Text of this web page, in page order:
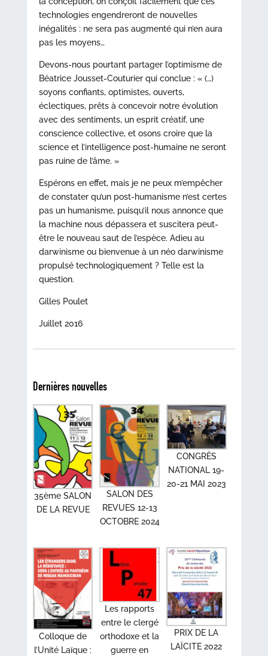
technologies engendreront de nouvelles
inégalités : ne sera pas augmenté qui n’en aura
pas les moyens…
Devons-nous pourtant partager l’optimisme de
Béatrice Jousset-Couturier qui conclue : « (…)
soyons confiants, optimistes, ouverts,
éclectiques, prêts à concevoir notre évolution
avec des sentiments, un esprit créatif, une
conscience collective, et osons croire que la
science et l’intelligence post-humaine ne seront
pas ruine de l’âme. »
Espérons en effet, mais je ne peux m’empêcher
de constater qu’un post-humanisme n’est certes
pas un humanisme, puisqu’il nous annonce que
la machine nous dépassera et suscitera peut-
être le nouveau saut de l’espèce. Adieu au
darwinisme ou bienvenue à un néo darwinisme
propulsé technologiquement ? Telle est la
question.
Gilles Poulet
Juillet 2016
Dernières nouvelles
35ème SALON
DE LA REVUE
SALON DES
REVUES 12-13
OCTOBRE 2024
CONGRÈS
NATIONAL 19-
20-21 MAI 2023
Colloque de
l’Unité Laïque :
Les rapports
entre le clergé
orthodoxe et la
guerre en
PRIX DE LA
LAÏCITE 2022